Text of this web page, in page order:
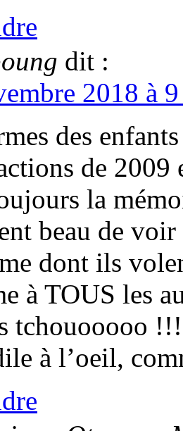
dit :
2018 à
des
de
la
beau de
dont ils
à TOUS les
tchouooooo
à l’oeil,